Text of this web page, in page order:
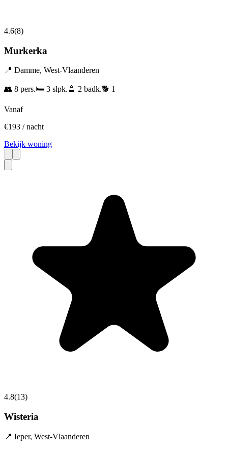
4.6(8)
Murkerka
📍 Damme, West-Vlaanderen
👥 8 pers.🛏️ 3 slpk. 🚿 2 badk.🐕 1
Vanaf
€193 / nacht
Bekijk woning
4.8(13)
Wisteria
📍 Ieper, West-Vlaanderen